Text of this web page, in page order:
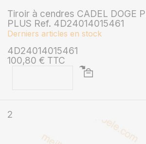
Tiroir à cendres CADEL DOGE
PLUS Ref. 4D24014015461
Derniers articles en stock
4D24014015461
100,80 € TTC
2